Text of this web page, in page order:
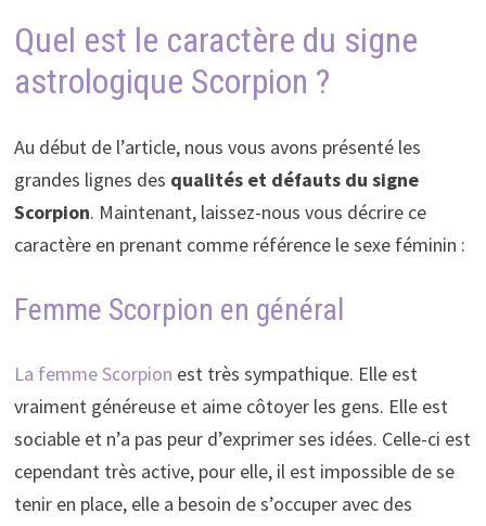
Quel est le caractère du signe
astrologique Scorpion ?
Au début de l’article, nous vous avons présenté les
grandes lignes des qualités et défauts du signe
Scorpion. Maintenant, laissez-nous vous décrire ce
caractère en prenant comme référence le sexe féminin :
Femme Scorpion en général
La femme Scorpion est très sympathique. Elle est
vraiment généreuse et aime côtoyer les gens. Elle est
sociable et n’a pas peur d’exprimer ses idées. Celle-ci est
cependant très active, pour elle, il est impossible de se
tenir en place, elle a besoin de s’occuper avec des